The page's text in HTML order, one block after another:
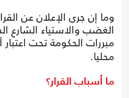
وما إن جرى الإعلان عن
الغضب والاستياء
مبررات الحكومة تحت اعتبار
محليا.
ما أسباب القرار؟